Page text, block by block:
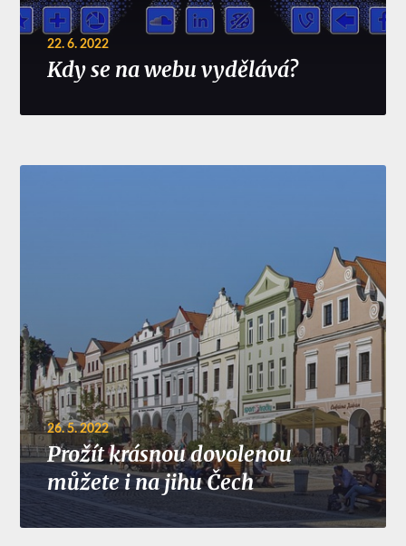
22. 6. 2022
Kdy se na webu vydělává?
26. 5. 2022
Prožít krásnou dovolenou
můžete i na jihu Čech